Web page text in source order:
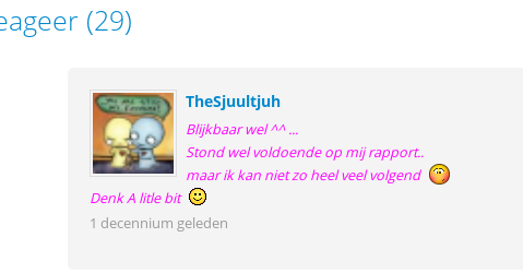
(29)
TheSjuultjuh
Blijkbaar wel ^^ ...
Stond wel voldoende op mij rapport..
maar ik kan niet zo heel veel volgend
Denk A litle bit
1 decennium geleden